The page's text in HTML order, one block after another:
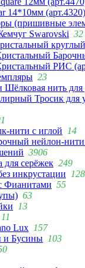
14*10мм (арт.4320)
(пришивные
Swarovski 32
РИС
23
нить для
Тросик для
нити с иглой
14
нейлон-нити
3906
серёжек 249
инкрустации
128
Фианитами 55
63
13
11
Lux 157
и Бусины 103